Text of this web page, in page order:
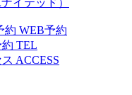
WEB予約
TEL
ACCESS